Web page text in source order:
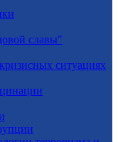
славы"
ситуациях